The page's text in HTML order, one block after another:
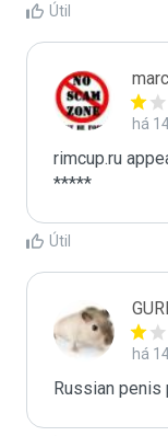
Útil
há
rimcup.ru
*****
Útil
há
Russian penis